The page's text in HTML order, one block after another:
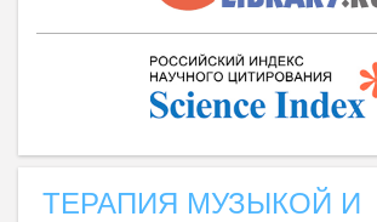
ТЕРАПИЯ МУЗЫКОЙ И